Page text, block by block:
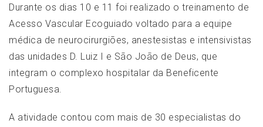
Durante os dias 10 e 11 foi realizado o treinamento de
Acesso Vascular Ecoguiado voltado para a equipe
médica de neurocirurgiões, anestesistas e intensivistas
das unidades D. Luiz I e São João de Deus, que
integram o complexo hospitalar da Beneficente
Portuguesa.
A atividade contou com mais de 30 especialistas do